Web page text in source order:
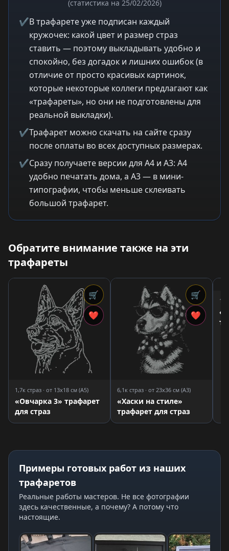
(статистика на 25/02/2026)
✔В трафарете уже подписан каждый
кружочек: какой цвет и размер страз
ставить — поэтому выкладывать удобно и
спокойно, без догадок и лишних ошибок (в
отличие от просто красивых картинок,
которые некоторые коллеги предлагают как
«трафареты», но они не подготовлены для
реальной выкладки).
✔Трафарет можно скачать на сайте сразу
после оплаты во всех доступных размерах.
✔Сразу получаете версии для A4 и A3: A4
удобно печатать дома, а A3 — в мини-
типографии, чтобы меньше склеивать
большой трафарет.
Обратите внимание также на эти
трафареты
🛒
❤
1,7к страз · от 13x18 см (A5)
«Овчарка 3» трафарет
для страз
🛒
❤
6,1к страз · от 23x36 см (A3)
«Хаски на стиле»
трафарет для страз
Примеры готовых работ из наших
трафаретов
Реальные работы мастеров. Не все фотографии
здесь качественные, а почему? А потому что
настоящие.